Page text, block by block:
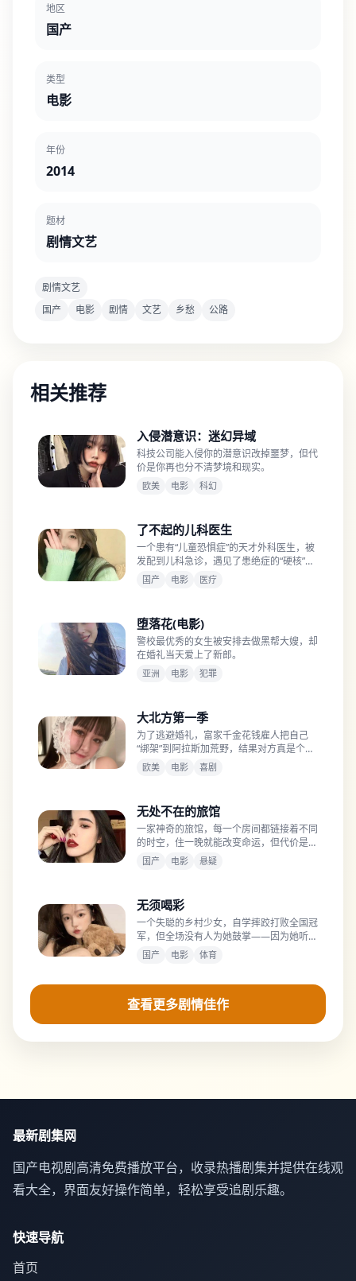
地区
国产
类型
电影
年份
2014
题材
剧情文艺
剧情文艺
国产
电影 剧情 文艺 乡愁 公路
相关推荐
入侵潜意识：迷幻异域
科技公司能入侵你的潜意识改掉噩梦，但代
价是你再也分不清梦境和现实。
欧美 电影 科幻
了不起的儿科医生
一个患有“儿童恐惧症”的天才外科医生，被
发配到儿科急诊，遇见了患绝症的“硬核”小
女孩。
国产 电影 医疗
堕落花(电影)
警校最优秀的女生被安排去做黑帮大嫂，却
在婚礼当天爱上了新郎。
亚洲 电影 犯罪
大北方第一季
为了逃避婚礼，富家千金花钱雇人把自己
“绑架”到阿拉斯加荒野，结果对方真是个暴
风雪中的逃犯。
欧美 电影 喜剧
无处不在的旅馆
一家神奇的旅馆，每一个房间都链接着不同
的时空，住一晚就能改变命运，但代价是什
么？
国产 电影 悬疑
无须喝彩
一个失聪的乡村少女，自学摔跤打败全国冠
军，但全场没有人为她鼓掌——因为她听不
见。
国产 电影 体育
查看更多剧情佳作
最新剧集网
国产电视剧高清免费播放平台，收录热播剧集并提供在线观
看大全，界面友好操作简单，轻松享受追剧乐趣。
快速导航
首页